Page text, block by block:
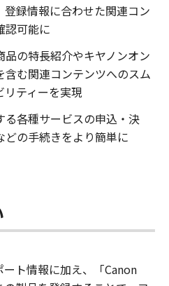
録情報に合わせた関連コン
認可能に
の特長紹介やキヤノンオン
含む関連コンテンツへのスム
リティーを実現
る各種サービスの申込・決
どの手続きをより簡単に
ト情報に加え、「Canon